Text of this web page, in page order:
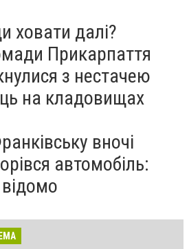
ховати далі?
Прикарпаття
з нестачею
на кладовищах
вночі
автомобіль: